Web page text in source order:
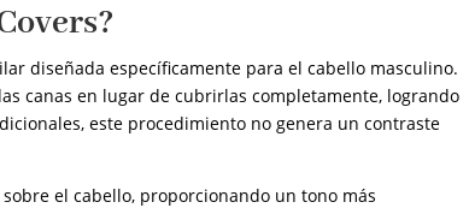
diseñada específicamente para el cabello masculino.
canas en lugar de cubrirlas completamente, logrando
este procedimiento no genera un contraste
el cabello, proporcionando un tono más